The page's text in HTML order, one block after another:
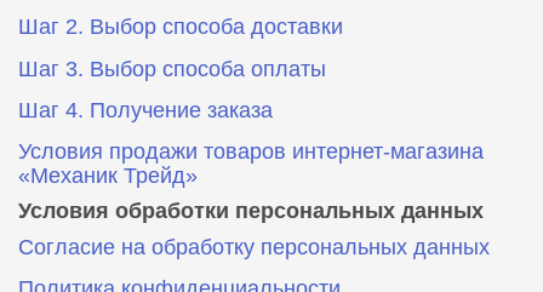
Шаг 2. Выбор способа доставки
Шаг 3. Выбор способа оплаты
Шаг 4. Получение заказа
Условия продажи товаров интернет-магазина
«Механик Трейд»
Условия обработки персональных данных
Согласие на обработку персональных данных